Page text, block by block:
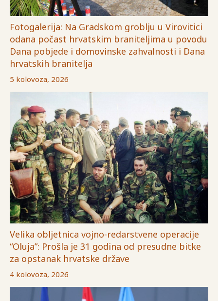
Fotogalerija: Na Gradskom groblju u Virovitici
odana počast hrvatskim braniteljima u povodu
Dana pobjede i domovinske zahvalnosti i Dana
hrvatskih branitelja
5 kolovoza, 2026
Velika obljetnica vojno-redarstvene operacije
“Oluja”: Prošla je 31 godina od presudne bitke
za opstanak hrvatske države
4 kolovoza, 2026